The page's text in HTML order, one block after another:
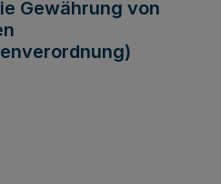
Gewährung von